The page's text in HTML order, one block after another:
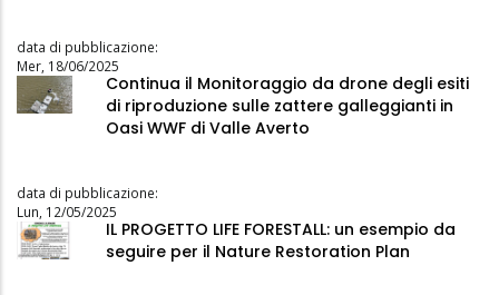
data di pubblicazione:
Mer, 18/06/2025
Continua il Monitoraggio da drone degli esiti
di riproduzione sulle zattere galleggianti in
Oasi WWF di Valle Averto
data di pubblicazione:
Lun, 12/05/2025
IL PROGETTO LIFE FORESTALL: un esempio da
seguire per il Nature Restoration Plan